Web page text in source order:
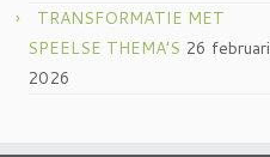
TRANSFORMATIE MET
SPEELSE THEMA’S 26 februari
2026